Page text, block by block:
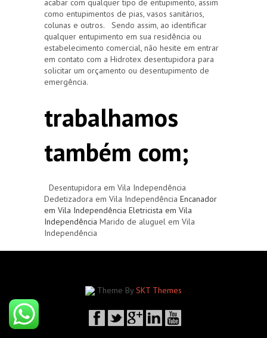
acabar com qualquer tipo de entupimento, assim
como entupimentos de pias, vasos sanitários,
colunas e outros. Sendo assim, ao identificar
qualquer entupimento em sua residência ou
estabelecimento comercial, não hesite em entrar
em contato com a Hidrotex desentupidora para
solicitar um orçamento ou desentupimento de
emergência.
trabalhamos
também com;
Desentupidora em Vila Independência
Dedetizadora em Vila Independência Encanador
em Vila Independência Eletricista em Vila
Independência Marido de aluguel em Vila
Independência
Theme By SKT Themes